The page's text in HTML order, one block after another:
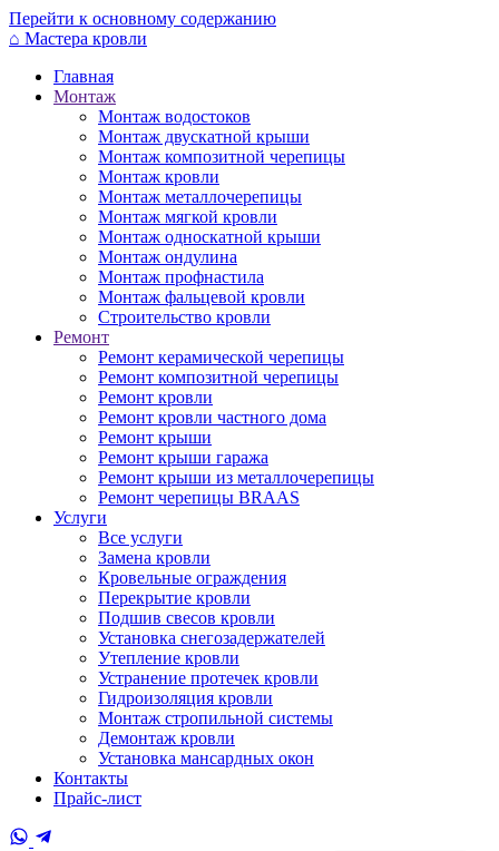
Перейти к основному содержанию
⌂ Мастера кровли
Главная
Монтаж
Монтаж водостоков
Монтаж двускатной крыши
Монтаж композитной черепицы
Монтаж кровли
Монтаж металлочерепицы
Монтаж мягкой кровли
Монтаж односкатной крыши
Монтаж ондулина
Монтаж профнастила
Монтаж фальцевой кровли
Строительство кровли
Ремонт
Ремонт керамической черепицы
Ремонт композитной черепицы
Ремонт кровли
Ремонт кровли частного дома
Ремонт крыши
Ремонт крыши гаража
Ремонт крыши из металлочерепицы
Ремонт черепицы BRAAS
Услуги
Все услуги
Замена кровли
Кровельные ограждения
Перекрытие кровли
Подшив свесов кровли
Установка снегозадержателей
Утепление кровли
Устранение протечек кровли
Гидроизоляция кровли
Монтаж стропильной системы
Демонтаж кровли
Установка мансардных окон
Контакты
Прайс-лист